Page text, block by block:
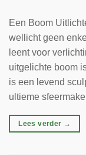
Een Boom
wellicht geen
leent voor
uitgelichte boom
is een levend
ultieme
Lees verder →